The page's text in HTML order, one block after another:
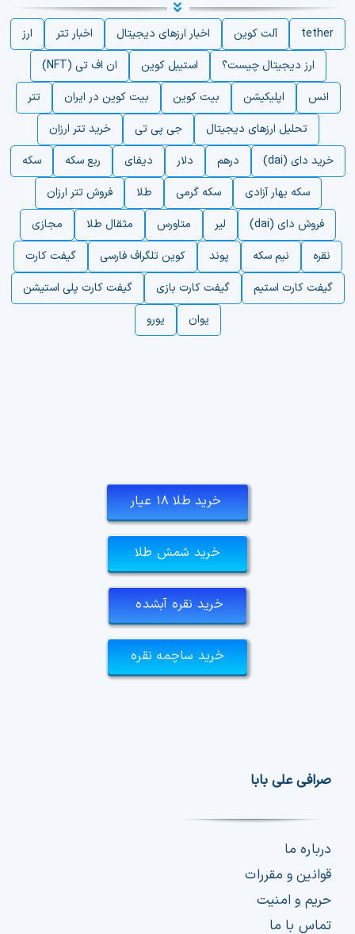
tether آلت کوین اخبار ارزهای دیجیتال اخبار تتر
ارز
ارز دیجیتال چیست؟
استیبل کوین
ان اف تی (NFT)
انس
اپلیکیشن بیت کوین بیت کوین در ایران
تتر
تحلیل ارزهای دیجیتال
جی پی تی
خرید تتر ارزان
خرید دای (dai)
درهم دلار دیفای ربع سکه
سکه
سکه بهار آزادی
سکه گرمی طلا
فروش تتر ارزان
فروش دای (dai)
لیر متاورس مثقال طلا
مجازی
نقره
نیم سکه پوند کوین تلگراف فارسی
گیفت کارت
گیفت کارت استیم
گیفت کارت بازی
گیفت کارت پلی استیشن
یوان
یورو
خرید طلا ۱۸ عیار
خرید شمش طلا
خرید نقره آبشده
خرید ساچمه نقره
صرافی علی بابا
درباره ما
قوانین و مقررات
حریم و امنیت
تماس با ما